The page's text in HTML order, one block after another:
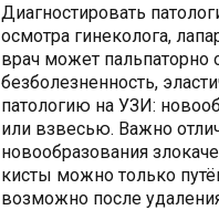
Диагностировать
осмотра гинеколога,
врач может пальпаторно
безболезненность,
патологию на УЗИ:
или взвесью. Важно
новообразования
кисты можно только
возможно после